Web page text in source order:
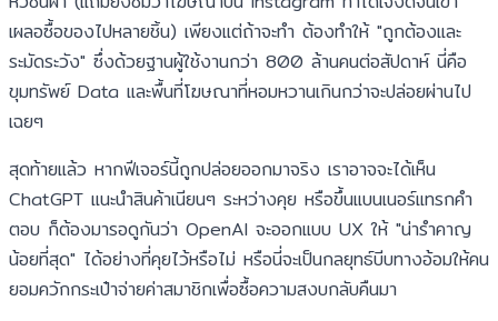
เผลอซื้อของไปหลายชิ้น) เพียงแต่ถ้าจะทำ ต้องทำให้ "ถูกต้องและ
ระมัดระวัง" ซึ่งด้วยฐานผู้ใช้งานกว่า 800 ล้านคนต่อสัปดาห์ นี่คือ
ขุมทรัพย์ Data และพื้นที่โฆษณาที่หอมหวานเกินกว่าจะปล่อยผ่านไป
เฉยๆ
สุดท้ายแล้ว หากฟีเจอร์นี้ถูกปล่อยออกมาจริง เราอาจจะได้เห็น
ChatGPT แนะนำสินค้าเนียนๆ ระหว่างคุย หรือขึ้นแบนเนอร์แทรกคำ
ตอบ ก็ต้องมารอดูกันว่า OpenAI จะออกแบบ UX ให้ "น่ารำคาญ
น้อยที่สุด" ได้อย่างที่คุยไว้หรือไม่ หรือนี่จะเป็นกลยุทธ์บีบทางอ้อมให้คน
ยอมควักกระเป๋าจ่ายค่าสมาชิกเพื่อซื้อความสงบกลับคืนมา